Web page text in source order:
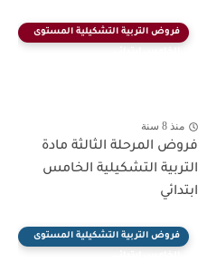
فروض التربية التشكيلية المستوى
منذ 8 سنة
فروض المرحلة الثالثة مادة
التربية التشكيلية الخامس
ابتدائي
فروض التربية التشكيلية المستوى